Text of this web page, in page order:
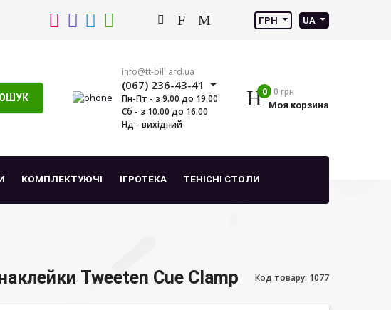
ГРН UA
info@tt-billiard.ua
(067) 236-43-41
Пн-Пт - з 9.00 до 19.00
Сб - з 10.00 до 16.00
Нд - вихідний
0 0 грн
Моя корзина
КОМПЛЕКТУЮЧІ ІГРОТЕКА ТЕНІСНІ СТОЛИ
Tweeten Cue Clamp Код товару: 1077